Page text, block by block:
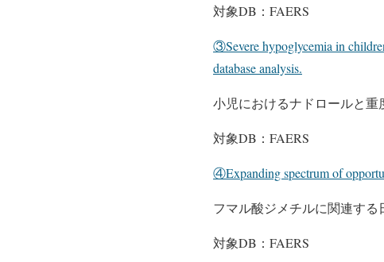
対象DB：FAERS
③Severe hypoglycemia in
database analysis.
小児におけるナドロールと
対象DB：FAERS
④Expanding spectrum of
フマル酸ジメチルに関連す
対象DB：FAERS